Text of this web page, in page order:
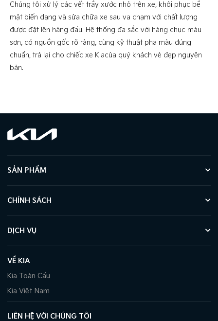
Chúng tôi xử lý các vết trầy xước nhỏ trên xe, khôi phục bề
mặt biến dạng và sửa chữa xe sau va chạm với chất lượng
được đặt lên hàng đầu. Hệ thống đa sắc với hàng chục màu
sơn, có nguồn gốc rõ ràng, cùng kỹ thuật pha màu đúng
chuẩn, trả lại cho chiếc xe Kiacủa quý khách vẻ đẹp nguyên
bản.
SẢN PHẨM
CHÍNH SÁCH
DỊCH VỤ
VỀ KIA
Kia Toàn Cầu
Kia Việt Nam
LIÊN HỆ VỚI CHÚNG TÔI